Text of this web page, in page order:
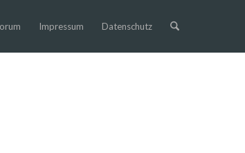
Impressum Datenschutz